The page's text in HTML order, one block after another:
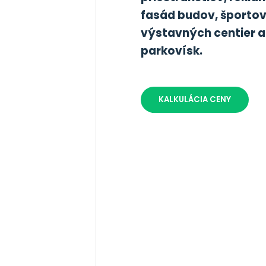
fasád budov,
výstavných centier
parkovísk.
KALKULÁCIA CENY